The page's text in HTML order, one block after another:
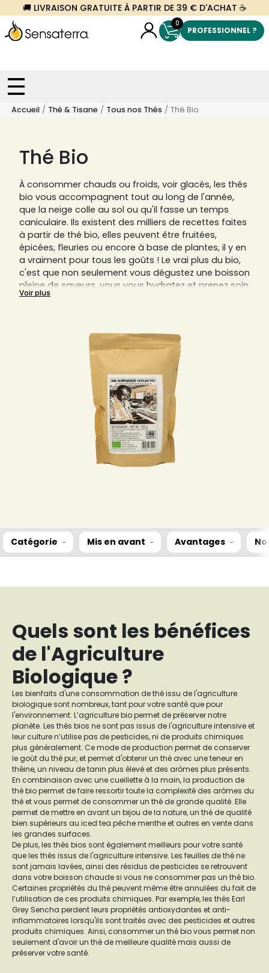
🚚 LIVRAISON GRATUITE À PARTIR DE 39 € D'ACHAT ☕
0
PROFESSIONNEL ?
Accueil Thé & Tisane Tous nos Thés Thé Bio
Thé Bio
À consommer chauds ou froids, voir glacés, les thés
bio vous accompagnent tout au long de l'année,
que la neige colle au sol ou qu'il fasse un temps
caniculaire. Ils existent des milliers de recettes faites
à partir de thé bio, elles peuvent être fruitées,
épicées, fleuries ou encore à base de plantes, il y en
a vraiment pour tous les goûts ! Le vrai plus du bio,
c'est que non seulement vous dégustez une boisson
pleine de saveurs, vous vous hydratez et prenez soin
de votre santé, mais vous prenez aussi soin de
Voir plus
Catégorie Mis en avant Avantages
Quels sont les bénéfices
de l'Agriculture
Biologique ?
Les bienfaits d'une consommation de thé issu de l'agriculture
biologique sont nombreux, tant pour votre santé que pour
l'environnement. L’agriculture bio permet de préserver notre
planète. Les thés bios ne sont pas issus de l'agriculture intensive et
leur culture n’utilise pas de pesticides, ni de produits chimiques
plus généralement. Ce mode de production permet de conserver
le goût du thé pur, et permet d'obtenir un thé avec une teneur en
théine, un niveau de tanin plus élevé et des arômes plus présents.
En combinaison avec une cueillette à la main, la production de
thé bio permet de faire ressortir toute la complexité des arômes du
thé et vous permet de consommer un thé de grande qualité. Elle
permet de mettre en avant un bijou de la nature, un thé de qualité
bien supérieurs au iced tea pêche menthe et autres en vente dans
les grandes surfaces.
De plus, les thés bios sont également meilleurs pour votre santé
que les thés issus de l'agriculture intensive. Les feuilles de thé ne
sont jamais lavées, ainsi des résidus de pesticides se retrouvent
dans votre boisson chaude si vous ne consommer pas un thé bio.
Certaines propriétés du thé peuvent même être annulées du fait de
l’utilisation de ces produits chimiques. Par exemple, les thés Earl
Grey Sencha perdent leurs propriétés antioxydantes et anti-
inflammatoires lorsqu'ils sont traités avec des pesticides et autres
produits chimiques. Ainsi, consommer un thé bio vous permet non
seulement d'avoir un thé de meilleure qualité mais aussi de
préserver votre santé.